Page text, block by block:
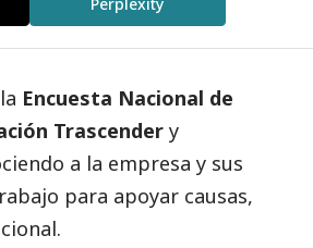
Encuesta Nacional de
Trascender y
a la empresa y sus
para apoyar causas,